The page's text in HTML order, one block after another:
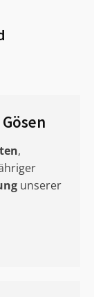
Gösen
,
unserer